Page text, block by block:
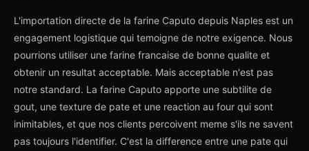
L'importation directe de la farine Caputo depuis Naples est un
engagement logistique qui temoigne de notre exigence. Nous
pourrions utiliser une farine francaise de bonne qualite et
obtenir un resultat acceptable. Mais acceptable n'est pas
notre standard. La farine Caputo apporte une subtilite de
gout, une texture de pate et une reaction au four qui sont
inimitables, et que nos clients percoivent meme s'ils ne savent
pas toujours l'identifier. C'est la difference entre une pate qui